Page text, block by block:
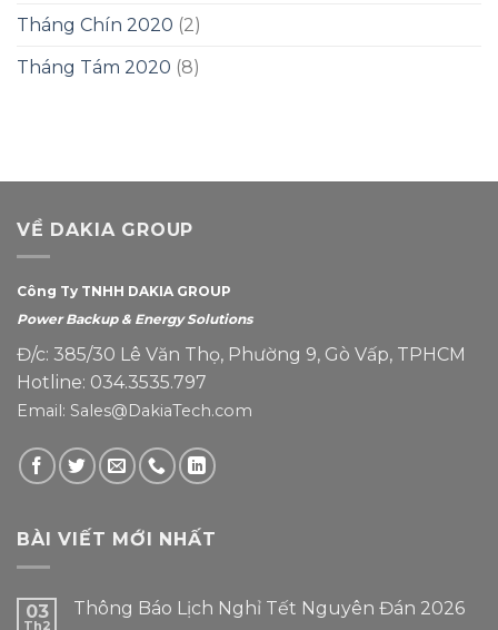
Tháng Chín 2020 (2)
Tháng Tám 2020 (8)
VỀ DAKIA GROUP
Công Ty TNHH DAKIA GROUP
Power Backup & Energy Solutions
Đ/c: 385/30 Lê Văn Thọ, Phường 9, Gò Vấp, TPHCM
Hotline: 034.3535.797
Email: Sales@DakiaTech.com
BÀI VIẾT MỚI NHẤT
03
Th2
Thông Báo Lịch Nghỉ Tết Nguyên Đán 2026